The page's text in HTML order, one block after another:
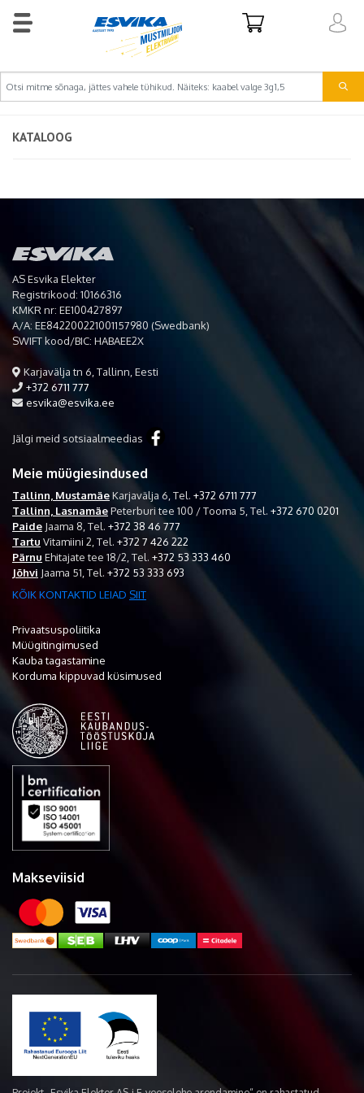
KATALOOG
AS Esvika Elekter
Registrikood: 10166316
KMKR nr: EE100427897
A/A: EE842200221001157980 (Swedbank)
SWIFT kood/BIC: HABAEE2X
Karjavälja tn 6, Tallinn, Eesti
+372 6711 777
esvika@esvika.ee
Jälgi meid sotsiaalmeedias
Meie müügiesindused
Tallinn, MustamäeKarjavälja 6, Tel. +372 6711 777
Tallinn, LasnamäePeterburi tee 100 / Tooma 5, Tel. +372 670 0201
Paide Jaama 8, Tel. +372 38 46 777
Tartu Vitamiini 2, Tel. +372 7 426 222
Pärnu Ehitajate tee 18/2, Tel. +372 53 333 460
Jõhvi Jaama 51, Tel. +372 53 333 693
KÕIK KONTAKTID LEIAD SIIT
Privaatsuspoliitika
Müügitingimused
Kauba tagastamine
Korduma kippuvad küsimused
Makseviisid